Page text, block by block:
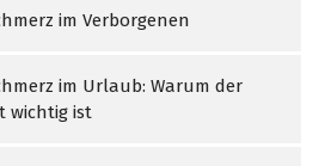
im Verborgenen
im Urlaub: Warum der
wichtig ist